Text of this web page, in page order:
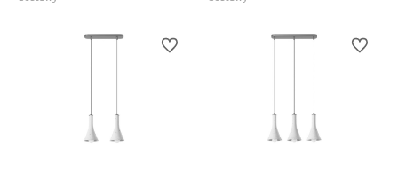
Do ulubionych Do